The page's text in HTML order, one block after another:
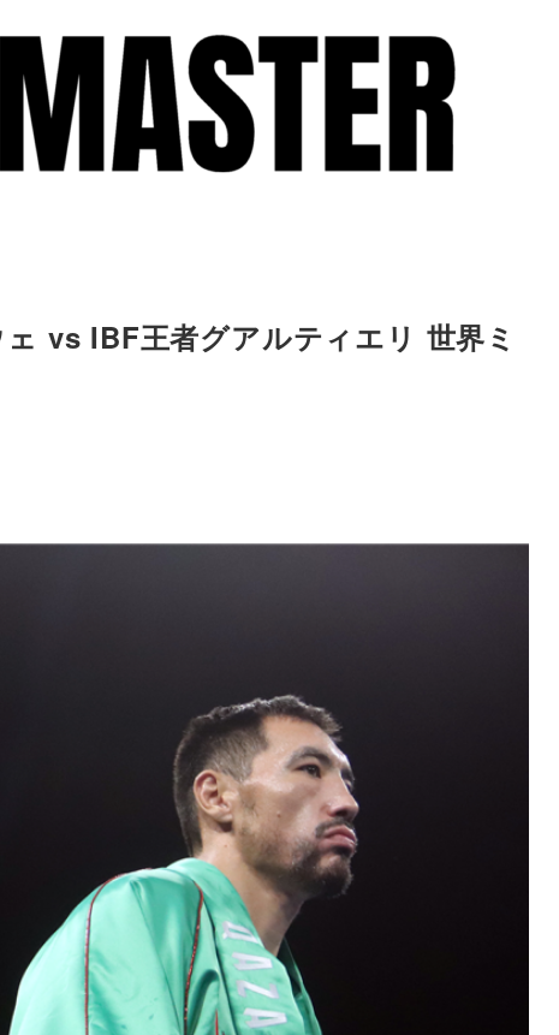
vs IBF王者グアルティエリ 世界ミ